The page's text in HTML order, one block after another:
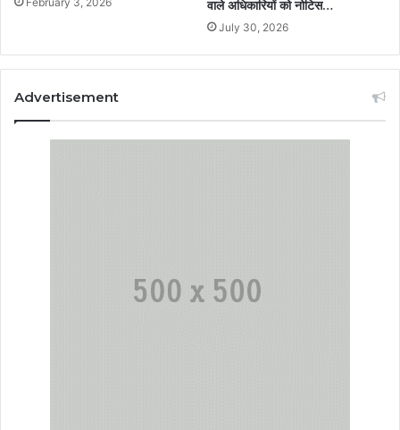
वाले अधिकारियों को नोटिस…
July 30, 2026
Advertisement